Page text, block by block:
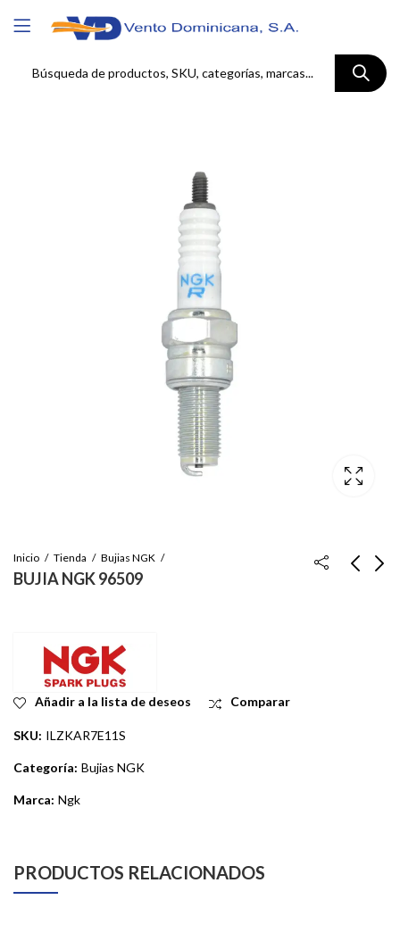
Inicio Tienda Bujias NGK
BUJIA NGK 96509
Añadir a la lista de deseos Comparar
SKU: ILZKAR7E11S
Categoría: Bujias NGK
Marca: Ngk
PRODUCTOS RELACIONADOS